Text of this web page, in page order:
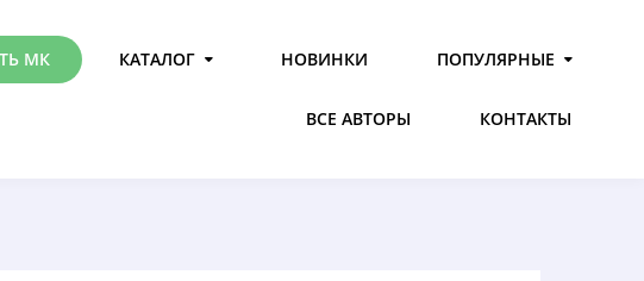
МК КАТАЛОГ НОВИНКИ ПОПУЛЯРНЫЕ
ВСЕ АВТОРЫ КОНТАКТЫ